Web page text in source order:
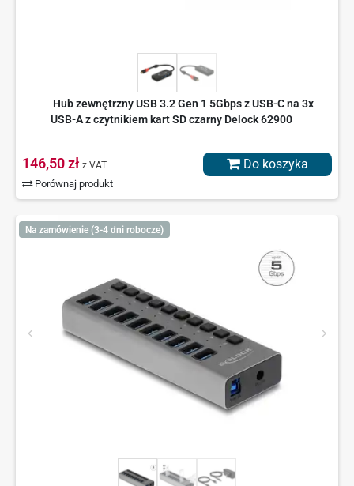
Hub zewnętrzny USB 3.2 Gen 1 5Gbps z USB-C na 3x
USB-A z czytnikiem kart SD czarny Delock 62900
146,50 zł z VAT
Porównaj produkt
Do koszyka
Na zamówienie (3-4 dni robocze)